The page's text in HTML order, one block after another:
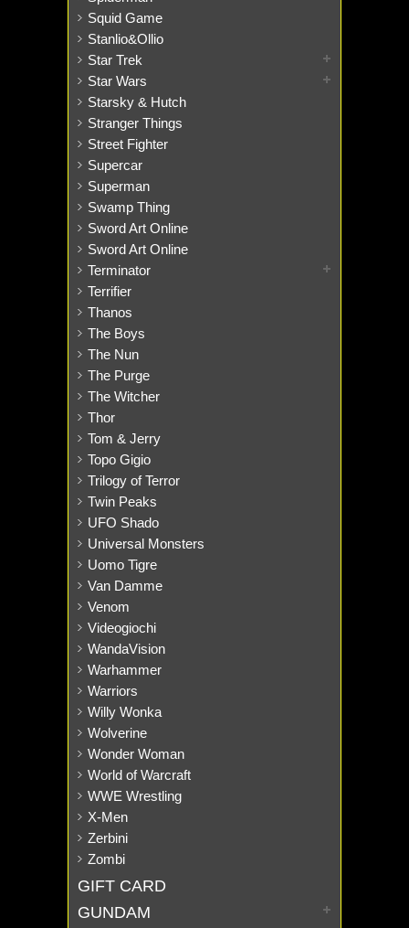
Squid Game
Stanlio&Ollio
Star Trek
Star Wars
Starsky & Hutch
Stranger Things
Street Fighter
Supercar
Superman
Swamp Thing
Sword Art Online
Sword Art Online
Terminator
Terrifier
Thanos
The Boys
The Nun
The Purge
The Witcher
Thor
Tom & Jerry
Topo Gigio
Trilogy of Terror
Twin Peaks
UFO Shado
Universal Monsters
Uomo Tigre
Van Damme
Venom
Videogiochi
WandaVision
Warhammer
Warriors
Willy Wonka
Wolverine
Wonder Woman
World of Warcraft
WWE Wrestling
X-Men
Zerbini
Zombi
GIFT CARD
GUNDAM